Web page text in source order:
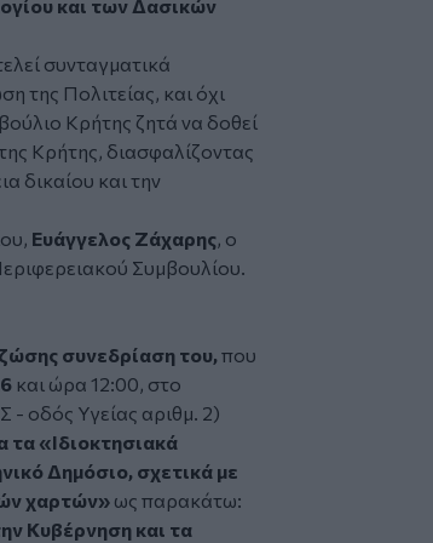
και των Δασικών
συνταγματικά
της Πολιτείας, και όχι
Κρήτης ζητά να δοθεί
Κρήτης, διασφαλίζοντας
δικαίου και την
Ευάγγελος Ζάχαρης, ο
Συμβουλίου.
συνεδρίαση του,που
και ώρα 12:00, στο
οδός Υγείας αριθμ. 2)
τα «Ιδιοκτησιακά
Δημόσιο, σχετικά με
χαρτών» ως παρακάτω:
Κυβέρνηση και τα